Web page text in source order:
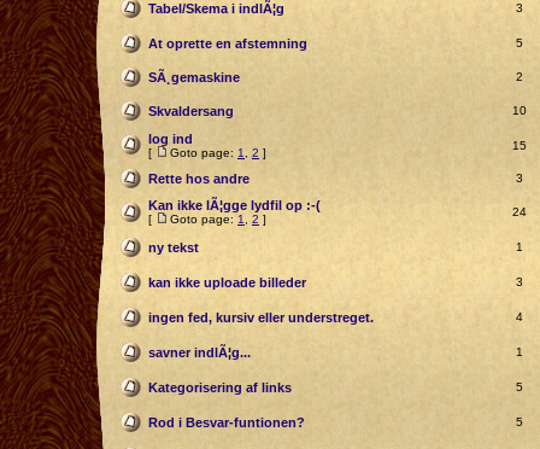
Tabel/Skema i indlÃ¦g 3
At oprette en afstemning 5
SÃ¸gemaskine 2
Skvaldersang 10
log ind
[ Goto page: 1 2 ]
15
Rette hos andre 3
Kan ikke lÃ¦gge lydfil op :-(
[ Goto page: 1 2 ]
24
ny tekst 1
kan ikke uploade billeder 3
ingen fed, kursiv eller understreget. 4
savner indlÃ¦g... 1
Kategorisering af links 5
Rod i Besvar-funtionen? 5